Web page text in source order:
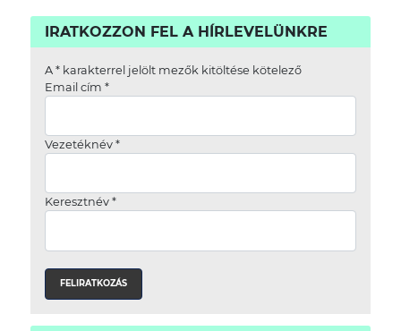
IRATKOZZON FEL A HÍRLEVELÜNKRE
A *karakterrel jelölt mezők kitöltése kötelező
Email cím *
Vezetéknév *
Keresztnév *